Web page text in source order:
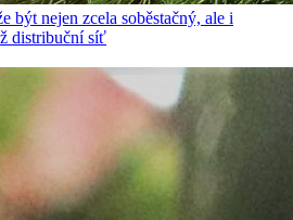
být nejen zcela soběstačný, ale i
distribuční síť